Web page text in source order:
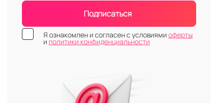
Подписаться
Я ознакомлен и согласен с условиями оферты
и политики конфиденциальности